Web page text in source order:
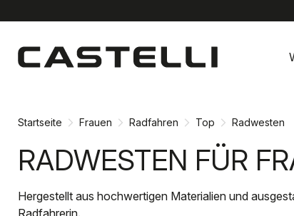
Inhalt
springen
Navigation
springen
Startseite Frauen Radfahren Top Radwesten
RADWESTEN FÜR
Hergestellt aus hochwertigen Materialien und
Radfahrerin.